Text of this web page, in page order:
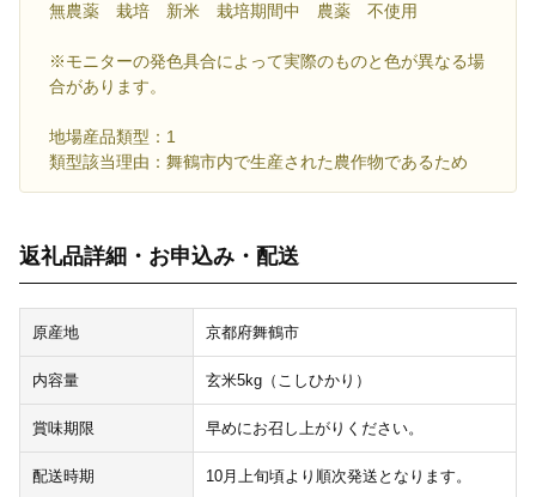
無農薬 栽培 新米 栽培期間中 農薬 不使用
※モニターの発色具合によって実際のものと色が異なる場
合があります。
地場産品類型：1
類型該当理由：舞鶴市内で生産された農作物であるため
返礼品詳細・お申込み・配送
原産地 京都府舞鶴市
内容量 玄米5kg（こしひかり）
賞味期限 早めにお召し上がりください。
配送時期 10月上旬頃より順次発送となります。